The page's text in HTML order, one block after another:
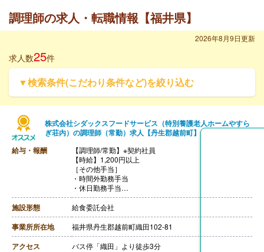
調理師の求人・転職情報【福井県】
2026年8月9日更新
求人数25件
▼検索条件(こだわり条件など)を絞り込む
株式会社シダックスフードサービス（特別養護老人ホームやすら
ぎ荘内）の調理師（常勤）求人【丹生郡越前町】
給与・報酬
【調理師/常勤】※契約社員
【時給】1,200円以上
［その他手当］
・時間外勤務手当
・休日勤務手当
・深夜勤務手当（22:00-翌05:00）
【通勤手当】あり（上限なし）※片道2km以上
施設形態 給食委託会社
事業所所在地 福井県丹生郡越前町織田102-81
アクセス バス停「織田」より徒歩3分